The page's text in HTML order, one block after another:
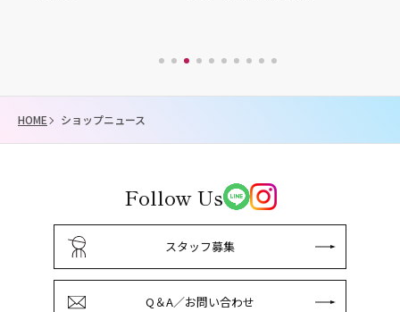
HOME ショップニュース
Follow Us
スタッフ募集
Q＆A／お問い合わせ